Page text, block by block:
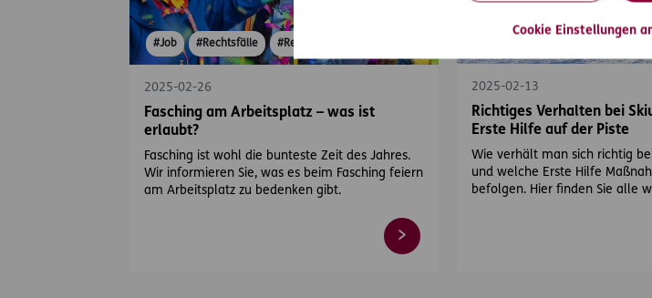
Cookie Einstellungen
#Job #Rechtsfälle #Rechtsprechung
2025-02-26
Fasching am Arbeitsplatz – was ist
erlaubt?
Fasching ist wohl die bunteste Zeit des Jahres.
Wir informieren Sie, was es beim Fasching feiern
am Arbeitsplatz zu bedenken gibt.
2025-02-13
Richtiges Verhalten bei
Erste Hilfe auf der Piste
Wie verhält man sich richtig
und welche Erste Hilfe
befolgen. Hier finden Sie alle